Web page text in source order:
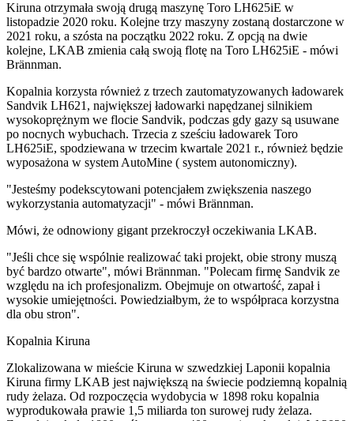
Kiruna otrzymała swoją drugą maszynę Toro LH625iE w
listopadzie 2020 roku. Kolejne trzy maszyny zostaną dostarczone w
2021 roku, a szósta na początku 2022 roku. Z opcją na dwie
kolejne, LKAB zmienia całą swoją flotę na Toro LH625iE - mówi
Brännman.
Kopalnia korzysta również z trzech zautomatyzowanych ładowarek
Sandvik LH621, największej ładowarki napędzanej silnikiem
wysokoprężnym we flocie Sandvik, podczas gdy gazy są usuwane
po nocnych wybuchach. Trzecia z sześciu ładowarek Toro
LH625iE, spodziewana w trzecim kwartale 2021 r., również będzie
wyposażona w system AutoMine ( system autonomiczny).
"Jesteśmy podekscytowani potencjałem zwiększenia naszego
wykorzystania automatyzacji" - mówi Brännman.
Mówi, że odnowiony gigant przekroczył oczekiwania LKAB.
"Jeśli chce się wspólnie realizować taki projekt, obie strony muszą
być bardzo otwarte", mówi Brännman. "Polecam firmę Sandvik ze
względu na ich profesjonalizm. Obejmuje on otwartość, zapał i
wysokie umiejętności. Powiedziałbym, że to współpraca korzystna
dla obu stron".
Kopalnia Kiruna
Zlokalizowana w mieście Kiruna w szwedzkiej Laponii kopalnia
Kiruna firmy LKAB jest największą na świecie podziemną kopalnią
rudy żelaza. Od rozpoczęcia wydobycia w 1898 roku kopalnia
wyprodukowała prawie 1,5 miliarda ton surowej rudy żelaza.